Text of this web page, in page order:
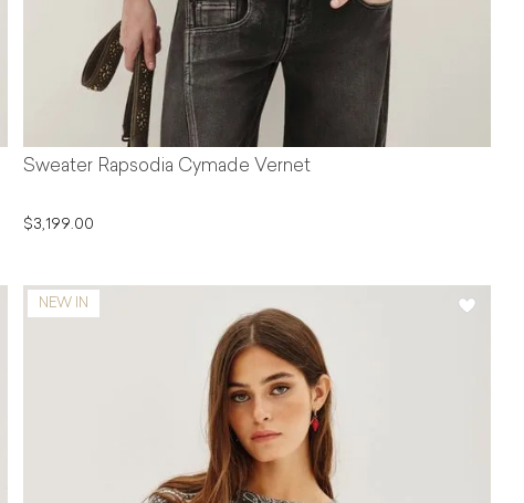
Sweater Rapsodia Cymade Vernet
$3,199.00